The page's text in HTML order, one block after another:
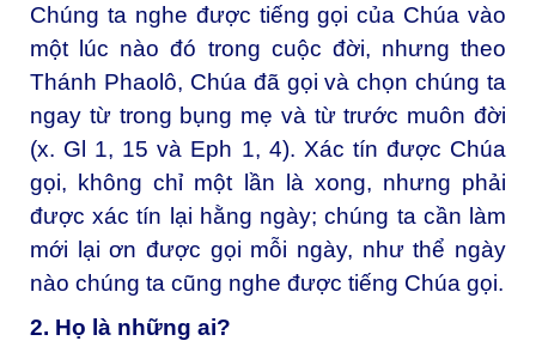
Chúng ta nghe được tiếng gọi của Chúa vào
một lúc nào đó trong cuộc đời, nhưng theo
Thánh Phaolô, Chúa đã gọi và chọn chúng ta
ngay từ trong bụng mẹ và từ trước muôn đời
(x. Gl 1, 15 và Eph 1, 4). Xác tín được Chúa
gọi, không chỉ một lần là xong, nhưng phải
được xác tín lại hằng ngày; chúng ta cần làm
mới lại ơn được gọi mỗi ngày, như thể ngày
nào chúng ta cũng nghe được tiếng Chúa gọi.
2. Họ là những ai?